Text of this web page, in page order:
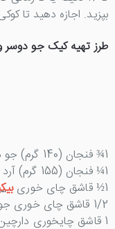
بپزید. اجازه دهید تا
طرز تهیه کیک جو
1¾ فنجان (140 گرم) جو دو سر فوری
1¼ فنجان (155 گرم) آرد گندم کامل
1½ قاشق چای خوری
1/2 قاشق چای خوری جوش شیرین
1 قاشق چایخوری دارچین آسیاب شده